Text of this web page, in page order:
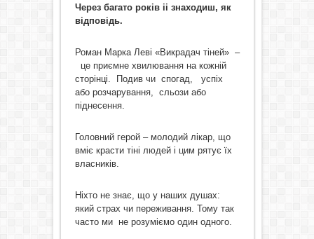
Через багато років іі знаходиш, як
відповідь.
Роман Марка Леві «Викрадач тіней» –
це приємне хвилювання на кожній
сторінці. Подив чи спогад, успіх
або розчарування, сльози або
піднесення.
Головний герой – молодий лікар, що
вміє красти тіні людей і цим рятує їх
власників.
Ніхто не знає, що у наших душах:
який страх чи переживання. Тому так
часто ми не розуміємо один одного.